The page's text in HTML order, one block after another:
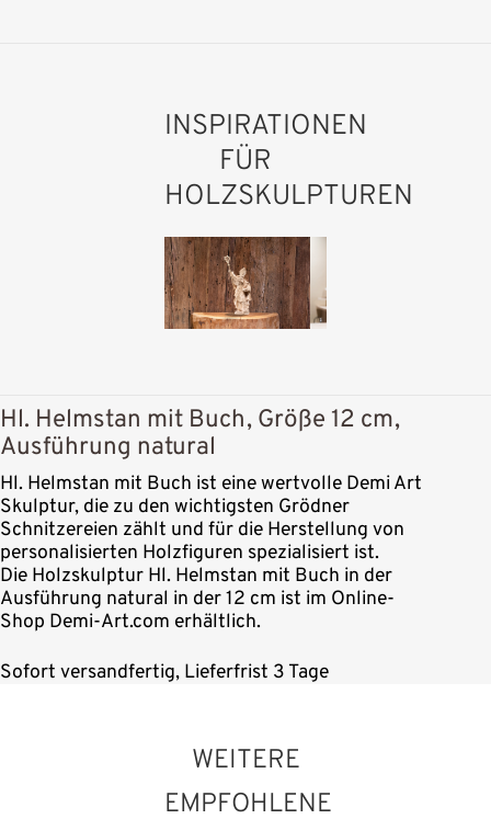
INSPIRATIONEN
FÜR
HOLZSKULPTUREN
Hl. Helmstan mit Buch, Größe 12 cm,
Ausführung natural
Hl. Helmstan mit Buch ist eine wertvolle Demi Art
Skulptur, die zu den wichtigsten Grödner
Schnitzereien zählt und für die Herstellung von
personalisierten Holzfiguren spezialisiert ist.
Die Holzskulptur Hl. Helmstan mit Buch in der
Ausführung natural in der 12 cm ist im Online-
Shop Demi-Art.com erhältlich.
Sofort versandfertig, Lieferfrist 3 Tage
WEITERE
EMPFOHLENE